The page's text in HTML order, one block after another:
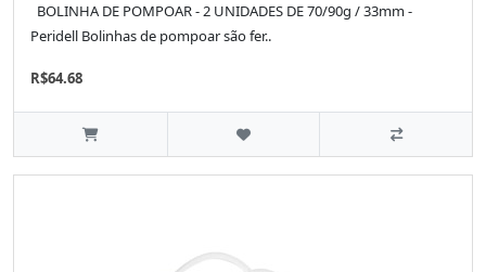
BOLINHA DE POMPOAR - 2 UNIDADES DE 70/90g / 33mm -
Peridell Bolinhas de pompoar são fer..
R$64.68